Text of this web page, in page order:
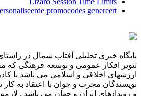
promocodes genereert
پایگاه خبری تحلیلی آفتاب شمال در
تنویر افکار عمومی و توسعه فرهنگی که
ارزشهای اخلاقی و اسلامی می باشد با
نویسندگان مجرب و جوان با اعتقاد به کار
و رویدادهای ایران و جهان می باشد .